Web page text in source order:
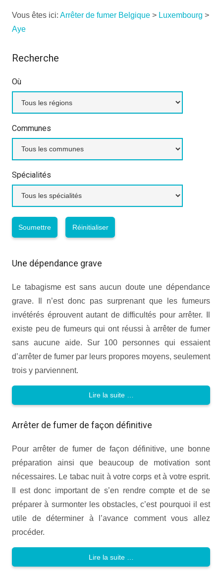
Vous êtes ici: Arrêter de fumer Belgique > Luxembourg >
Aye
Recherche
Où
Communes
Spécialités
Une dépendance grave
Le tabagisme est sans aucun doute une dépendance
grave. Il n’est donc pas surprenant que les fumeurs
invétérés éprouvent autant de difficultés pour arrêter. Il
existe peu de fumeurs qui ont réussi à arrêter de fumer
sans aucune aide. Sur 100 personnes qui essaient
d’arrêter de fumer par leurs propores moyens, seulement
trois y parviennent.
Lire la suite …
Arrêter de fumer de façon définitive
Pour arrêter de fumer de façon définitive, une bonne
préparation ainsi que beaucoup de motivation sont
nécessaires. Le tabac nuit à votre corps et à votre esprit.
Il est donc important de s’en rendre compte et de se
préparer à surmonter les obstacles, c’est pourquoi il est
utile de déterminer à l’avance comment vous allez
procéder.
Lire la suite …